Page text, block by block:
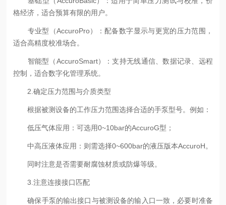
格经济，适合预算有限的用户。
专业型（AccuroPro）：配备数字显示与更宽的压力范围，
适合高精度校准场合。
智能型（AccuroSmart）：支持无线通信、数据记录、远程
控制，适合数字化管理系统。
2.确定压力范围与介质类型
根据被测设备的工作压力范围选择合适的手泵型号。例如：
低压气体应用：可选用0~10bar的AccuroG型；
中高压液体应用：则需选择0~600bar的液压版本AccuroH。
同时注意是否需要耐腐蚀材质或防爆等级。
3.注意连接接口匹配
确保手泵的输出接口与被测设备的输入口一致，必要时准备